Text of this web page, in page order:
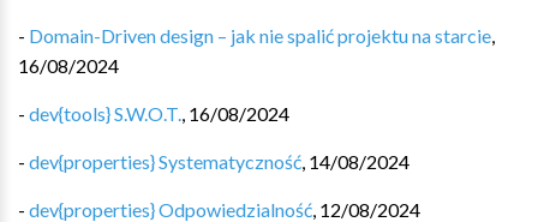
- Domain-Driven design – jak nie spalić projektu na starcie,
16/08/2024
- dev{tools} S.W.O.T., 16/08/2024
- dev{properties} Systematyczność, 14/08/2024
- dev{properties} Odpowiedzialność, 12/08/2024